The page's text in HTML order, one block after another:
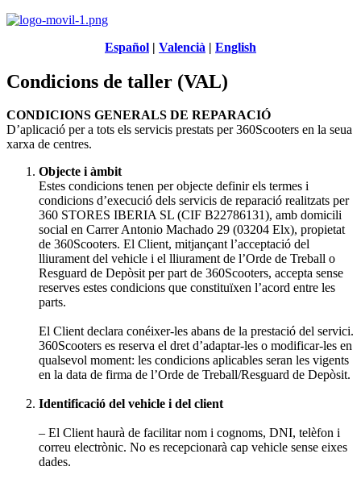
Español | Valencià | English
Condicions de taller (VAL)
CONDICIONS GENERALS DE REPARACIÓ
D’aplicació per a tots els servicis prestats per 360Scooters en la seua
xarxa de centres.
Objecte i àmbit
Estes condicions tenen per objecte definir els termes i
condicions d’execució dels servicis de reparació realitzats per
360 STORES IBERIA SL (CIF B22786131), amb domicili
social en Carrer Antonio Machado 29 (03204 Elx), propietat
de 360Scooters. El Client, mitjançant l’acceptació del
lliurament del vehicle i el lliurament de l’Orde de Treball o
Resguard de Depòsit per part de 360Scooters, accepta sense
reserves estes condicions que constituïxen l’acord entre les
parts.
El Client declara conéixer-les abans de la prestació del servici.
360Scooters es reserva el dret d’adaptar-les o modificar-les en
qualsevol moment: les condicions aplicables seran les vigents
en la data de firma de l’Orde de Treball/Resguard de Depòsit.
Identificació del vehicle i del client
– El Client haurà de facilitar nom i cognoms, DNI, telèfon i
correu electrònic. No es recepcionarà cap vehicle sense eixes
dades.